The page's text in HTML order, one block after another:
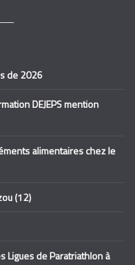
de 2026
DEJEPS mention
alimentaires chez le
(12)
Ligues de Paratriathlon à